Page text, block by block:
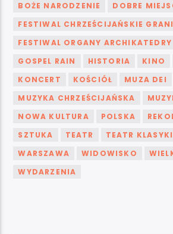
BOŻE NARODZENIE DOBRE
FESTIWAL CHRZEŚCIJAŃSKIE
FESTIWAL ORGANY ARCHIKATEDRY
GOSPEL RAIN
HISTORIA KINO
KONCERT
KOŚCIÓŁ MUZA DEI
MUZYKA CHRZEŚCIJAŃSKA
NOWA KULTURA
POLSKA
SZTUKA
TEATR
TEATR
WARSZAWA
WIDOWISKO
WYDARZENIA